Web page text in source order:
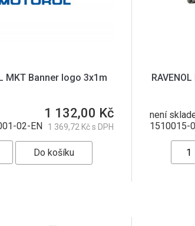
MKT Banner logo 3x1m
02-EN
1 132,00 Kč
1 369,72 Kč s DPH
není
1510015-